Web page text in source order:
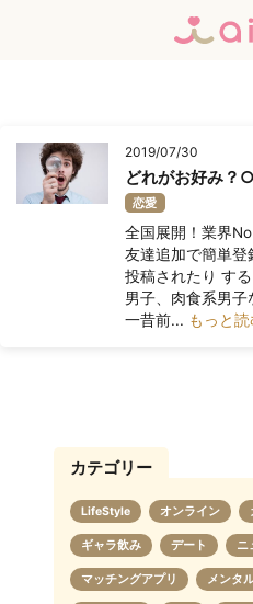
2019/07/30
どれがお好み？
恋愛
全国展開！業界
友達追加で簡単登
投稿されたり す
男子、肉食系男子
一昔前... もっと読
カテゴリー
LifeStyle オンライン
ギャラ飲み デート ニ
マッチングアプリ メンタ